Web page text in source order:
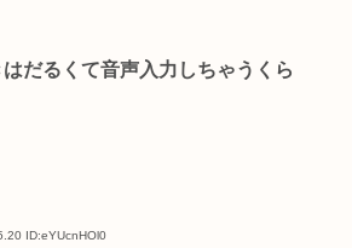
だるくて音声入力しちゃうくら
ID:eYUcnHOl0